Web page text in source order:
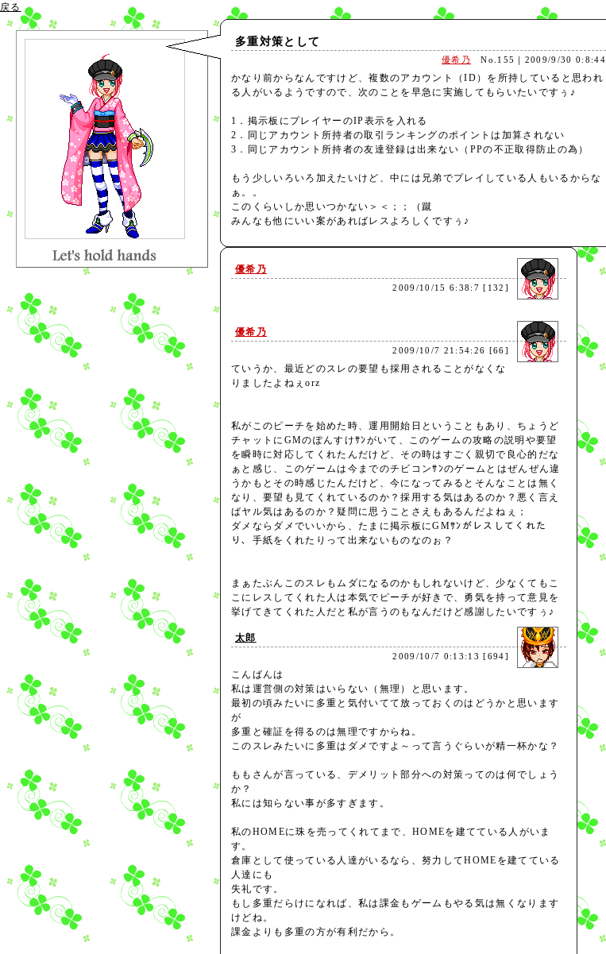
戻る
多重対策として
優希乃 No.155｜2009/9/30 0:8:44
かなり前からなんですけど、複数のアカウント（ID）を所持していると思われ
る人がいるようですので、次のことを早急に実施してもらいたいですぅ♪
1．掲示板にプレイヤーのIP表示を入れる
2．同じアカウント所持者の取引ランキングのポイントは加算されない
3．同じアカウント所持者の友達登録は出来ない（PPの不正取得防止の為）
もう少しいろいろ加えたいけど、中には兄弟でプレイしている人もいるからな
ぁ。。
このくらいしか思いつかない＞＜；；（蹴
みんなも他にいい案があればレスよろしくですぅ♪
優希乃
2009/10/15 6:38:7 [132]
優希乃
2009/10/7 21:54:26 [66]
ていうか、最近どのスレの要望も採用されることがなくな
りましたよねぇorz
私がこのピーチを始めた時、運用開始日ということもあり、ちょうど
チャットにGMのぽんすけｻﾝがいて、このゲームの攻略の説明や要望
を瞬時に対応してくれたんだけど、その時はすごく親切で良心的だな
ぁと感じ、このゲームは今までのチビコンｻﾝのゲームとはぜんぜん違
うかもとその時感じたんだけど、今になってみるとそんなことは無く
なり、要望も見てくれているのか？採用する気はあるのか？悪く言え
ばヤル気はあるのか？疑問に思うことさえもあるんだよねぇ；
ダメならダメでいいから、たまに掲示板にGMｻﾝがレスしてくれた
り、手紙をくれたりって出来ないものなのぉ？
まぁたぶんこのスレもムダになるのかもしれないけど、少なくてもこ
こにレスしてくれた人は本気でピーチが好きで、勇気を持って意見を
挙げてきてくれた人だと私が言うのもなんだけど感謝したいですぅ♪
太郎
2009/10/7 0:13:13 [694]
こんばんは
私は運営側の対策はいらない（無理）と思います。
最初の頃みたいに多重と気付いてて放っておくのはどうかと思います
が
多重と確証を得るのは無理ですからね。
このスレみたいに多重はダメですよ～って言うぐらいが精一杯かな？
ももさんが言っている、デメリット部分への対策ってのは何でしょう
か？
私には知らない事が多すぎます。
私のHOMEに珠を売ってくれてまで、HOMEを建てている人がいま
す。
倉庫として使っている人達がいるなら、努力してHOMEを建てている
人達にも
失礼です。
もし多重だらけになれば、私は課金もゲームもやる気は無くなります
けどね。
課金よりも多重の方が有利だから。